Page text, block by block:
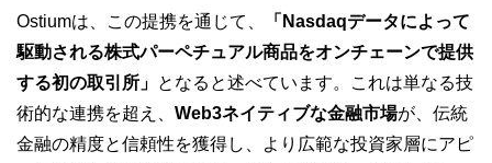
Ostiumは、この提携を通じて、
「Nasdaqデータによって
駆動される株式パーペチュアル商品をオンチェーンで提供
する初の取引所」
となると述べています。これは単なる技
術的な連携を超え、 Web3ネイティブな金融市場が、伝統
金融の精度と信頼性を獲得し、より広範な投資家層にアピ